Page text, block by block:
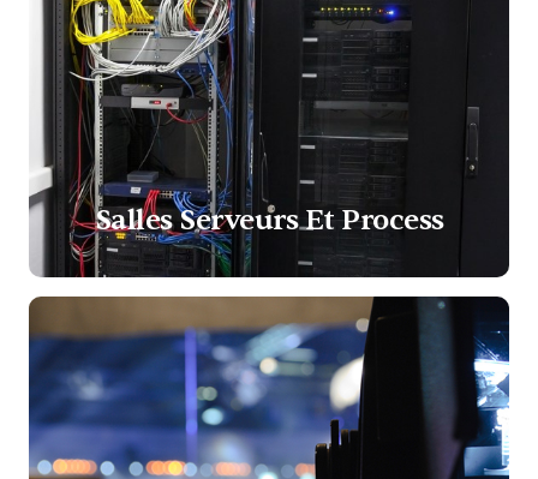
Salles Serveurs Et Process